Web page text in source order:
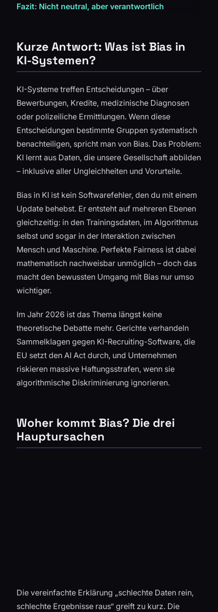
Fazit: Nicht neutral, aber verantwortlich
Kurze Antwort: Was ist Bias in
KI-Systemen?
KI-Systeme treffen Entscheidungen – über
Bewerbungen, Kredite, medizinische Diagnosen
oder polizeiliche Ermittlungen. Wenn diese
Entscheidungen bestimmte Gruppen systematisch
benachteiligen, spricht man von Bias. Das Problem:
KI lernt aus Daten, die unsere Gesellschaft abbilden
– inklusive aller Ungleichheiten und Vorurteile.
Bias in KI ist kein Softwarefehler, den du mit einem
Update behebst. Er entsteht auf mehreren Ebenen
gleichzeitig: in den Trainingsdaten, im Algorithmus
selbst und sogar in der Interaktion zwischen
Mensch und Maschine. Perfekte Fairness ist dabei
mathematisch nachweisbar unmöglich – doch das
macht den bewussten Umgang mit Bias nur umso
wichtiger.
Im Jahr 2026 ist das Thema längst keine
theoretische Debatte mehr. Gerichte verhandeln
Sammelklagen gegen KI-Recruiting-Software, die
EU setzt den AI Act durch, und Unternehmen
riskieren massive Haftungsstrafen, wenn sie
algorithmische Diskriminierung ignorieren.
Woher kommt Bias? Die drei
Hauptursachen
Die vereinfachte Erklärung „schlechte Daten rein,
schlechte Ergebnisse raus“ greift zu kurz. Die